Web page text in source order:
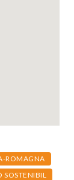
ROMAGNA
SOSTENIBIL